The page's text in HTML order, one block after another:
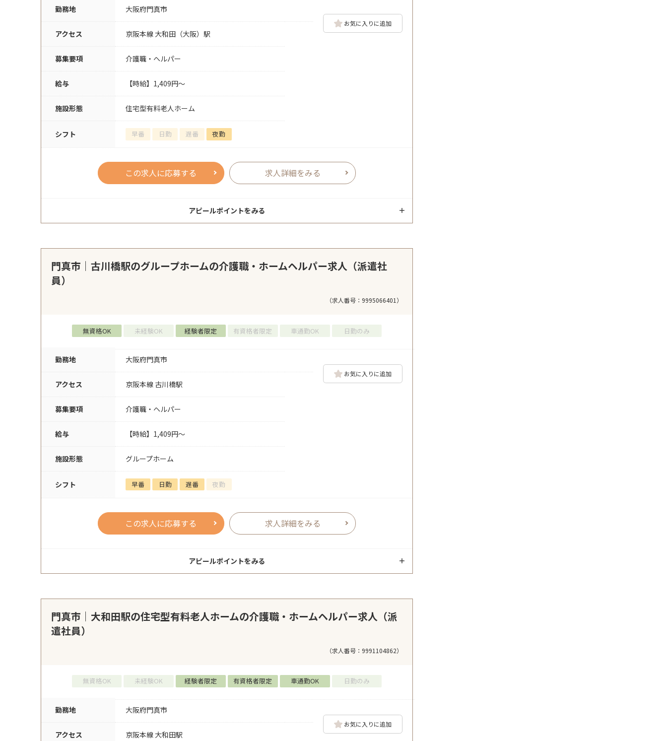
勤務地 大阪府門真市
アクセス 京阪本線 大和田（大阪）駅
募集要項 介護職・ヘルパー
給与 【時給】1,409円～
施設形態 住宅型有料老人ホーム
シフト 早番 日勤 遅番 夜勤
お気に入りに追加
この求人に応募する 求人詳細をみる
アピールポイントをみる
門真市｜古川橋駅のグループホームの介護職・ホームヘルパー求人（派遣社
員）
（求人番号：9995066401）
無資格OK 未経験OK 経験者限定 有資格者限定 車通勤OK 日勤のみ
勤務地 大阪府門真市
アクセス 京阪本線 古川橋駅
募集要項 介護職・ヘルパー
給与 【時給】1,409円～
施設形態 グループホーム
シフト 早番 日勤 遅番 夜勤
お気に入りに追加
この求人に応募する 求人詳細をみる
アピールポイントをみる
門真市｜大和田駅の住宅型有料老人ホームの介護職・ホームヘルパー求人（派
遣社員）
（求人番号：9991104862）
無資格OK 未経験OK 経験者限定 有資格者限定 車通勤OK 日勤のみ
勤務地 大阪府門真市
アクセス 京阪本線 大和田駅
お気に入りに追加